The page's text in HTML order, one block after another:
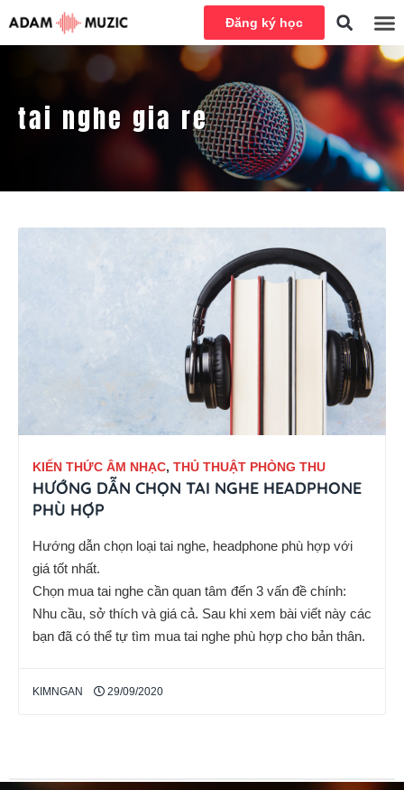
Đăng ký học
tai nghe gia re
KIẾN THỨC ÂM NHẠC, THỦ THUẬT PHÒNG THU
HƯỚNG DẪN CHỌN TAI NGHE HEADPHONE
PHÙ HỢP
Hướng dẫn chọn loại tai nghe, headphone phù hợp với
giá tốt nhất.
Chọn mua tai nghe cần quan tâm đến 3 vấn đề chính:
Nhu cầu, sở thích và giá cả. Sau khi xem bài viết này các
bạn đã có thể tự tìm mua tai nghe phù hợp cho bản thân.
KIMNGAN 29/09/2020